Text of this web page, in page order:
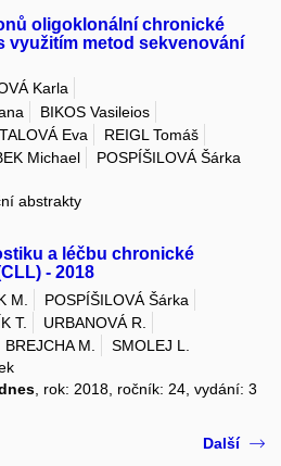
oligoklonální chronické
využitím metod sekvenování
Karla
BIKOS Vasileios
Eva
REIGL Tomáš
Michael
POSPÍŠILOVÁ Šárka
abstrakty
a léčbu chronické
- 2018
M.
POSPÍŠILOVÁ Šárka
T.
URBANOVÁ R.
BREJCHA M.
SMOLEJ L.
, rok: 2018, ročník: 24, vydání: 3
Další